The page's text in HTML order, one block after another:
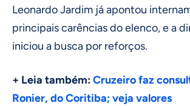
Leonardo Jardim já apontou
principais carências do elenco, e a
iniciou a busca por reforços.
+ Leia também:Cruzeiro faz
Ronier, do Coritiba; veja valores